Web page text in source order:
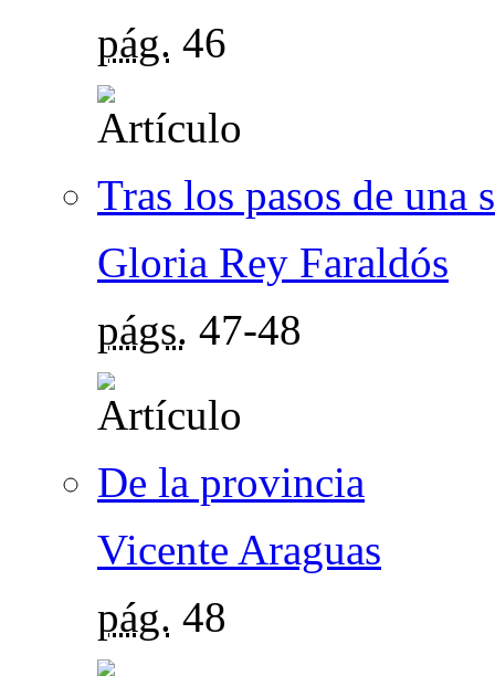
pág. 46
Tras los pasos de una
Gloria Rey Faraldós
págs. 47-48
De la provincia
Vicente Araguas
pág. 48